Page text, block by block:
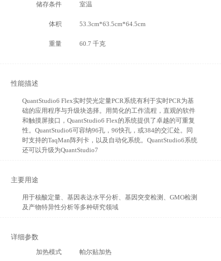
储存条件
室温
体积 53.3cm*63.5cm*64.5cm
重量 60.7 千克
性能描述
QuantStudio6 Flex实时荧光定量PCR系统有利于实时PCR为基
础的应用程序与升级块选择。用简化的工作流程，直观的软件
和触摸屏接口，QuantStudio6 Flex的系统提供了卓越的可重复
性。QuantStudio6可容纳96孔，96快孔，或384的交汇处。同
时支持的TaqMan阵列卡，以及自动化系统。QuantStudio6系统
还可以升级为QuantStudio7
主要用途
用于核酸定量、基因表达水平分析、基因突变检测、GMO检测
及产物特异性分析等多种研究领域
详细参数
加热模式
帕尔贴加热